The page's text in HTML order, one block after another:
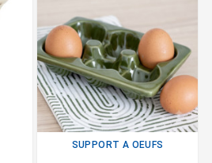
SUPPORT A OEUFS